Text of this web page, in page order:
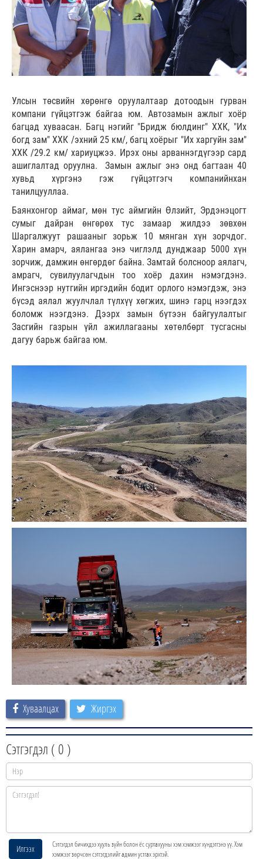
Улсын төсвийн хөрөнгө оруулалтаар дотоодын гурван
компани гүйцэтгэж байгаа юм. Автозамын ажлыг хоёр
багцад хуваасан. Багц нэгийг "Бридж бюлдинг" ХХК, "Их
богд зам" ХХК /эхний 25 км/, багц хоёрыг "Их харгуйн зам"
ХХК /29.2 км/ хариуцжээ. Ирэх оны арваннэгдүгээр сард
ашиглалтад оруулна. Замын ажлыг энэ онд багтаан 40
хувьд хүргэнэ гэж гүйцэтгэгч компанийнхан
танилцууллаа.
Баянхонгор аймаг, мөн тус аймгийн Өлзийт, Эрдэнэцогт
сумыг дайран өнгөрөх тус замаар жилдээ зөвхөн
Шаргалжуут рашааныг зорьж 10 мянган хүн зорчдог.
Харин амарч, аялангаа энэ чиглэлд дунджаар 5000 хүн
зорчиж, дамжин өнгөрдөг байна. Замтай болсноор аялагч,
амрагч, сувилуулагчдын тоо хоёр дахин нэмэгдэнэ.
Ингэснээр нутгийн иргэдийн бодит орлого нэмэгдэж, энэ
бүсэд аялал жуулчлал түлхүү хөгжих, шинэ гарц нээгдэх
боломж нээгдэнэ. Дээрх замын бүтээн байгуулалтыг
Засгийн газрын үйл ажиллагааны хөтөлбөрт тусгасны
дагуу барьж байгаа юм.
Хуваалцах Жиргэх
Сэтгэгдэл ( 0 )
Илгээх
Сэтгэгдэл бичихдээ хууль зүйн болон ёс суртахууны хэм хэмжээг хүндэтгэнэ үү. Хэм
хэмжээг зөрчсөн сэтгэгдэлийг админ устгах эрхтэй.